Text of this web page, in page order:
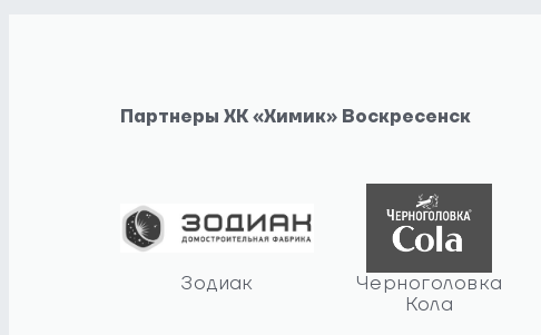
Партнеры ХК «Химик» Воскресенск
Зодиак
Черноголовка
Кола